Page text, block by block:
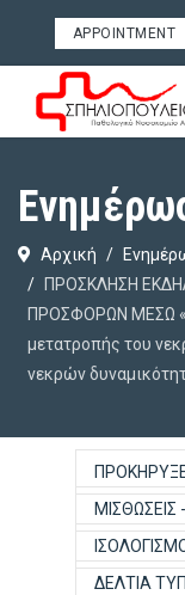
APPOINTMENT
Αρχική
ΠΡΟΣΚΛΗΣΗ
ΠΡΟΣΦΟΡΩΝ ΜΕΣΩ
μετατροπής του
νεκρών
ΜΙΣΘΏΣΕΙΣ
ΔΕΛΤΊΑ